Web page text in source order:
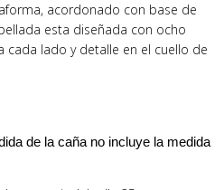
acordonado con base de
esta diseñada con ocho
cada lado y detalle en el cuello de
de la caña no incluye la medida